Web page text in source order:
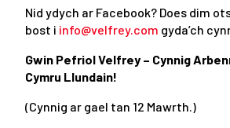
Nid ydych ar Facebook? Does dim
bost i info@velfrey.com gyda’ch
Gwin Pefriol Velfrey – Cynnig
Cymru Llundain!
(Cynnig ar gael tan 12 Mawrth.)